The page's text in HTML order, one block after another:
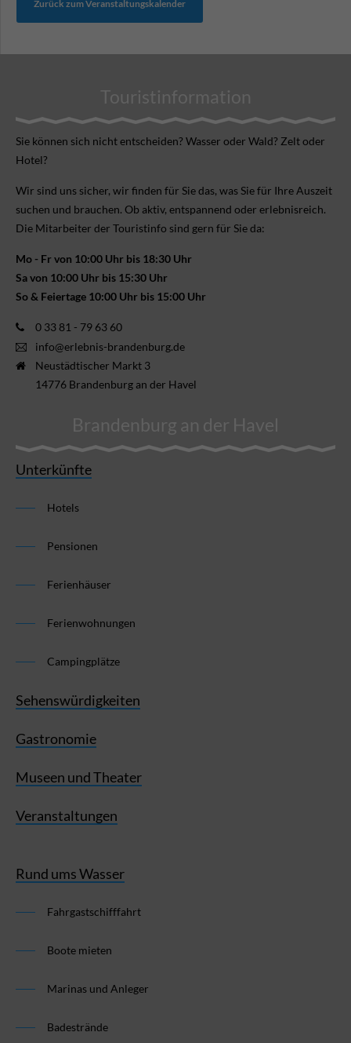
Zurück zum Veranstaltungskalender
Touristinformation
Sie können sich nicht ent­scheiden? Wasser oder Wald? Zelt oder
Hotel?
Wir sind uns sicher, wir finden für Sie das, was Sie für Ihre Aus­zeit
suchen und brauchen. Ob aktiv, ent­spannend oder erlebnis­reich.
Die Mitarbeiter der Touristinfo sind gern für Sie da:
Mo - Fr von 10:00 Uhr bis 18:30 Uhr
Sa von 10:00 Uhr bis 15:30 Uhr
So & Feiertage 10:00 Uhr bis 15:00 Uhr
0 33 81 - 79 63 60
info@erlebnis-brandenburg.de
Neustädtischer Markt 3
14776 Brandenburg an der Havel
Brandenburg an der Havel
Unterkünfte
Hotels
Pensionen
Ferienhäuser
Ferienwohnungen
Campingplätze
Sehenswürdigkeiten
Gastronomie
Museen und Theater
Veranstaltungen
Rund ums Wasser
Fahrgastschifffahrt
Boote mieten
Marinas und Anleger
Badestrände